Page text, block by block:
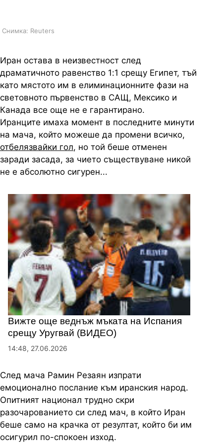
Снимка: Reuters
Иран остава в неизвестност след
драматичното равенство 1:1 срещу Египет, тъй
като мястото им в елиминационните фази на
световното първенство в САЩ, Мексико и
Канада все още не е гарантирано.
Иранците имаха момент в последните минути
на мача, който можеше да промени всичко,
отбелязвайки гол, но той беше отменен
заради засада, за чието съществуване никой
не е абсолютно сигурен...
Вижте още веднъж мъката на Испания
срещу Уругвай (ВИДЕО)
14:48, 27.06.2026
След мача Рамин Резаян изпрати
емоционално послание към иранския народ.
Опитният национал трудно скри
разочарованието си след мач, в който Иран
беше само на крачка от резултат, който би им
осигурил по-спокоен изход.